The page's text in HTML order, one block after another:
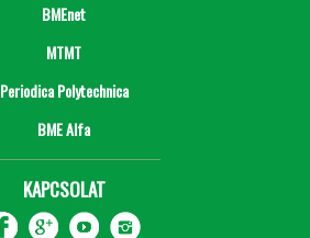
BMEnet
MTMT
Periodica Polytechnica
BME Alfa
KAPCSOLAT